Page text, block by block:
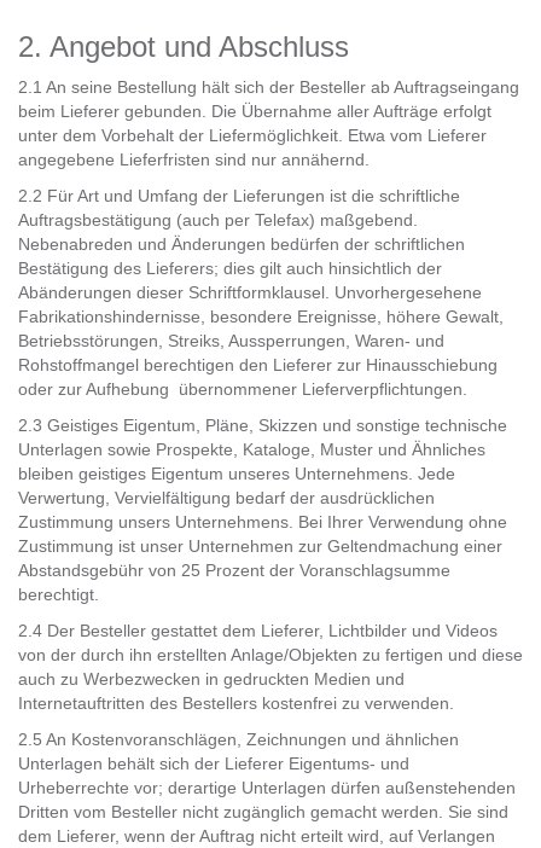
2. Angebot und Abschluss
2.1 An seine Bestellung hält sich der Besteller ab Auftragseingang
beim Lieferer gebunden. Die Übernahme aller Aufträge erfolgt
unter dem Vorbehalt der Liefermöglichkeit. Etwa vom Lieferer
angegebene Lieferfristen sind nur annähernd.
2.2 Für Art und Umfang der Lieferungen ist die schriftliche
Auftragsbestätigung (auch per Telefax) maßgebend.
Nebenabreden und Änderungen bedürfen der schriftlichen
Bestätigung des Lieferers; dies gilt auch hinsichtlich der
Abänderungen dieser Schriftformklausel. Unvorhergesehene
Fabrikationshindernisse, besondere Ereignisse, höhere Gewalt,
Betriebsstörungen, Streiks, Aussperrungen, Waren- und
Rohstoffmangel berechtigen den Lieferer zur Hinausschiebung
oder zur Aufhebung übernommener Lieferverpflichtungen.
2.3 Geistiges Eigentum, Pläne, Skizzen und sonstige technische
Unterlagen sowie Prospekte, Kataloge, Muster und Ähnliches
bleiben geistiges Eigentum unseres Unternehmens. Jede
Verwertung, Vervielfältigung bedarf der ausdrücklichen
Zustimmung unsers Unternehmens. Bei Ihrer Verwendung ohne
Zustimmung ist unser Unternehmen zur Geltendmachung einer
Abstandsgebühr von 25 Prozent der Voranschlagsumme
berechtigt.
2.4 Der Besteller gestattet dem Lieferer, Lichtbilder und Videos
von der durch ihn erstellten Anlage/Objekten zu fertigen und diese
auch zu Werbezwecken in gedruckten Medien und
Internetauftritten des Bestellers kostenfrei zu verwenden.
2.5 An Kostenvoranschlägen, Zeichnungen und ähnlichen
Unterlagen behält sich der Lieferer Eigentums- und
Urheberrechte vor; derartige Unterlagen dürfen außenstehenden
Dritten vom Besteller nicht zugänglich gemacht werden. Sie sind
dem Lieferer, wenn der Auftrag nicht erteilt wird, auf Verlangen